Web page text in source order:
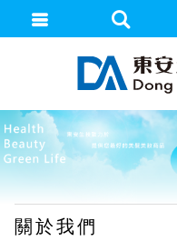
關於我們